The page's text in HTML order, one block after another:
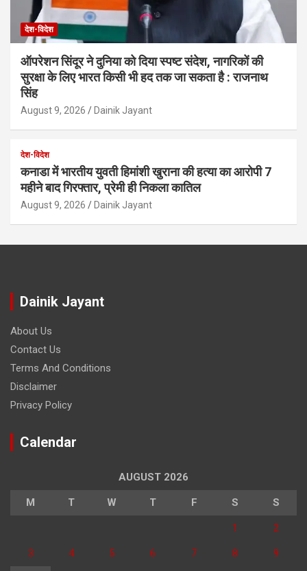
देश-विदेश
ऑपरेशन सिंदूर ने दुनिया को दिया स्पष्ट संदेश, नागरिकों की
सुरक्षा के लिए भारत किसी भी हद तक जा सकता है : राजनाथ
सिंह
August 9, 2026 Dainik Jayant
देश-विदेश
कनाडा में भारतीय युवती हिमांशी खुराना की हत्या का आरोपी 7
महीने बाद गिरफ्तार, प्रेमी ही निकला कातिल
August 9, 2026 Dainik Jayant
Dainik Jayant
About Us
Contact Us
Terms And Conditions
Disclaimer
Privacy Policy
Calendar
AUGUST 2026
M T W T F S S
1 2
3 4 5 6 7 8 9